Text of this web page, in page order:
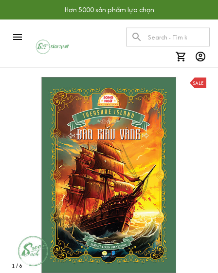
Hơn 5000 sản phẩm lựa chọn
1 / 6
SALE